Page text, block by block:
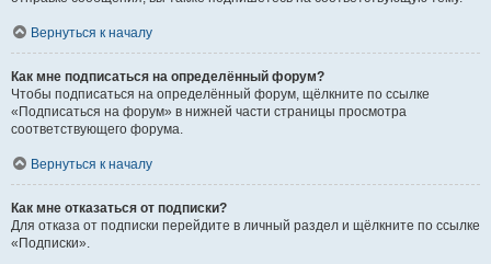
Вернуться к началу
Как мне подписаться на определённый форум?
Чтобы подписаться на определённый форум, щёлкните по ссылке
«Подписаться на форум» в нижней части страницы просмотра
соответствующего форума.
Вернуться к началу
Как мне отказаться от подписки?
Для отказа от подписки перейдите в личный раздел и щёлкните по ссылке
«Подписки».